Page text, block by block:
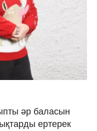
әр баласын
ертерек